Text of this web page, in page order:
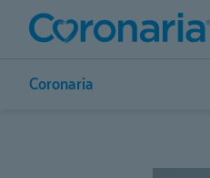
Coronaria